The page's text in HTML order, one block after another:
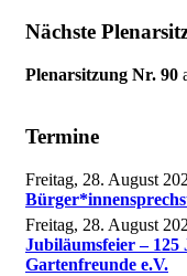
Nächste
Plenarsitzung Nr. 90
Termine
Freitag, 28. August
Freitag, 28. August
Jubiläumsfeier –
Gartenfreunde e.V.